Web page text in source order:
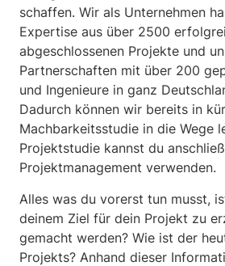
schaffen. Wir als Unternehmen
Expertise aus über 2500
abgeschlossenen Projekte und
Partnerschaften mit über 200
und Ingenieure in ganz
Dadurch können wir bereits in
Machbarkeitsstudie in die Wege
Projektstudie kannst du
Projektmanagement verwenden.
Alles was du vorerst tun musst,
deinem Ziel für dein Projekt zu
gemacht werden? Wie ist der
Projekts? Anhand dieser